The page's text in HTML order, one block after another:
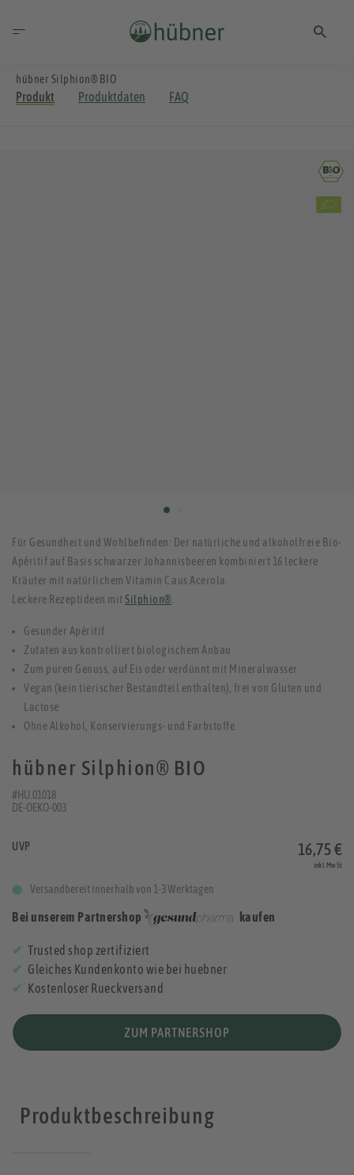
hübner Silphion® BIO
Produkt Produktdaten FAQ
Für Gesundheit und Wohlbefinden: Der natürliche und alkoholfreie Bio-
Apéritif auf Basis schwarzer Johannisbeeren kombiniert 16 leckere
Kräuter mit natürlichem Vitamin C aus Acerola.
Leckere Rezeptideen mitSilphion®
Gesunder Apéritif
Zutaten aus kontrolliert biologischem Anbau
Zum puren Genuss, auf Eis oder verdünnt mit Mineralwasser
Vegan (kein tierischer Bestandteil enthalten), frei von Gluten und
Lactose
Ohne Alkohol, Konservierungs- und Farbstoffe
hübner Silphion® BIO
#HU.01018
DE-OEKO-003
UVP 16,75 €
inkl. MwSt
Versandbereit innerhalb von 1-3 Werktagen
Bei unserem Partnershop kaufen
Trusted shop zertifiziert
Gleiches Kundenkonto wie bei huebner
Kostenloser Rueckversand
ZUM PARTNERSHOP
Produktbeschreibung